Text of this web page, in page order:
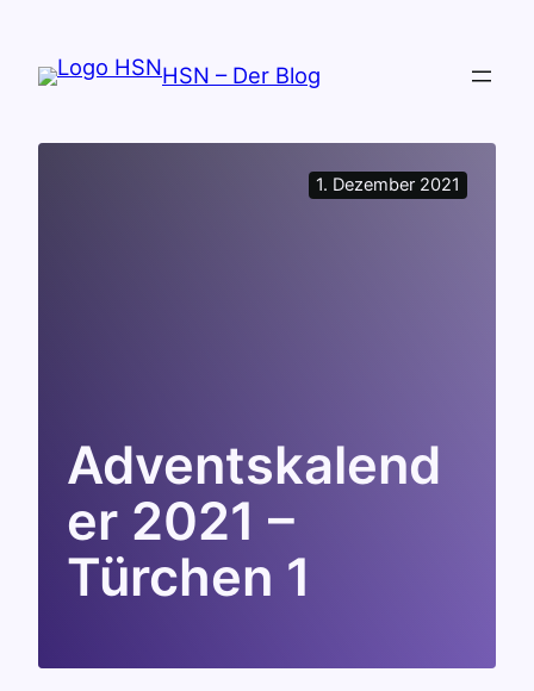
Inhalt
springen
HSN – Der Blog
1. Dezember 2021
Adventskalend
er 2021 –
Türchen 1